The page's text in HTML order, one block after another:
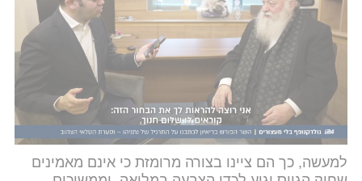
כזכור, בשבוע שעבר חברי סיעת דגל התורה הודיעו
לראש הממשלה בנימין נתניהו כי הם אינם מעוניינים
בחוק הגיוס לפני הבחירות
", זאת על פי הוראת מנהיג
התנועה הרב לנדו. המשמעות: במידה והסיעות החרדיות
אכן יצליחו לפזר את הכנסת כבר השבוע - אפשר יהיה
לקיים את הבחירות ב-15/9.
למעשה, כך הם ציינו בצורה מרומזת כי אינם מאמינים